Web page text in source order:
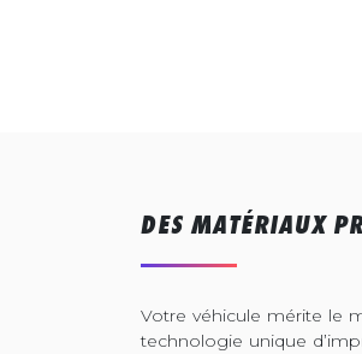
DES MATÉRIAUX
Votre véhicule mérite le
technologie unique